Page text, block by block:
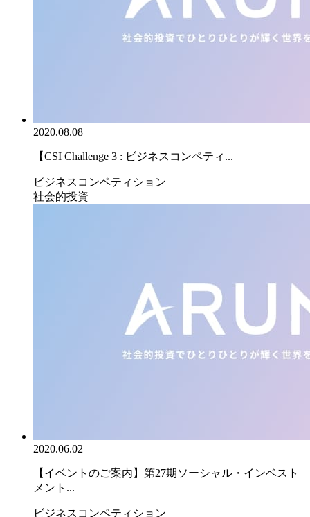
2020.08.08
【CSI Challenge 3 : ビジネスコンペティ...
ビジネスコンペティション
社会的投資
2020.06.02
【イベントのご案内】第27期ソーシャル・インベスト
メント...
ビジネスコンペティション